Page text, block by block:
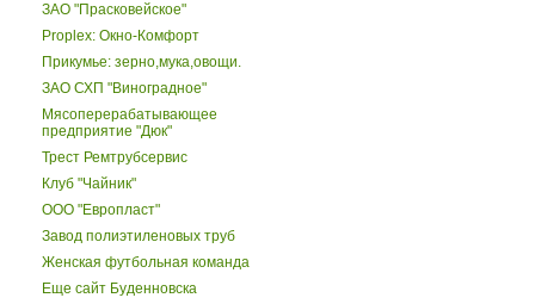
ЗАО "Прасковейское"
Proplex: Окно-Комфорт
Прикумье: зерно,мука,овощи.
ЗАО СХП "Виноградное"
Мясоперерабатывающее
предприятие "Дюк"
Трест Ремтрубсервис
Клуб "Чайник"
ООО "Европласт"
Завод полиэтиленовых труб
Женская футбольная команда
Еще сайт Буденновска